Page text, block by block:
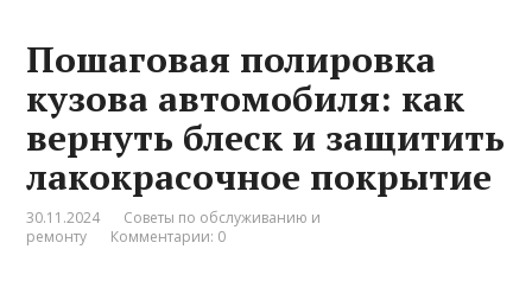
Пошаговая полировка
кузова автомобиля: как
вернуть блеск и защитить
лакокрасочное покрытие
30.11.2024
Советы по обслуживанию и
ремонту
Комментарии: 0